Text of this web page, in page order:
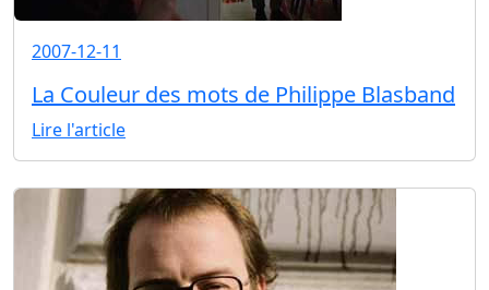
2007-12-11
La Couleur des mots de Philippe Blasband
Lire l'article